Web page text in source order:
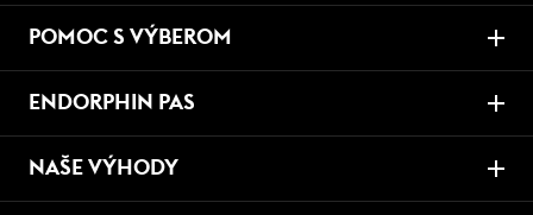
POMOC S VÝBEROM
ENDORPHIN PAS
NAŠE VÝHODY